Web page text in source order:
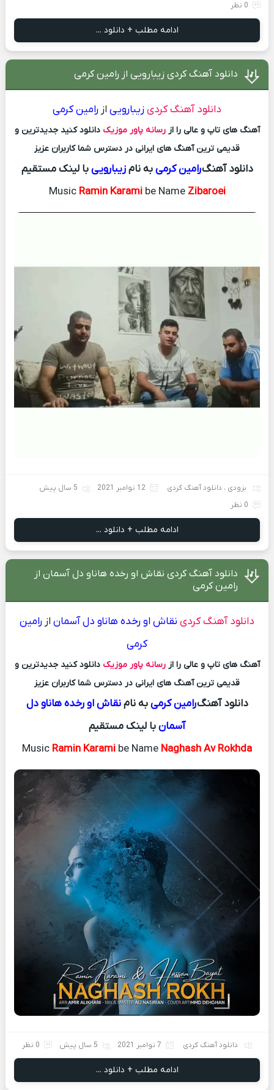
0 نظر
ادامه مطلب + دانلود ...
دانلود آهنگ کردی زیبارویی از رامین کرمی
دانلود آهنگ کردی زیبارویی از رامین کرمی
آهنگ های تاپ و عالی را ازرسانه پاور موزیک دانلود کنید جدیدترین و
قدیمی ترین آهنگ های ایرانی در دسترس شما کاربران عزیز
دانلود آهنگرامین کرمیبه نامزیباروییبا لینک مستقیم
MusicRamin Karami be NameZibaroei
بزودی ، دانلود آهنگ کردی 12 نوامبر 2021
5 سال پیش
0 نظر
ادامه مطلب + دانلود ...
دانلود آهنگ کردی نقاش او رخده هاناو دل آسمان از
رامین کرمی
دانلود آهنگ کردی نقاش او رخده هاناو دل آسمان ازرامین
کرمی
آهنگ های تاپ و عالی را ازرسانه پاور موزیک دانلود کنید جدیدترین و
قدیمی ترین آهنگ های ایرانی در دسترس شما کاربران عزیز
دانلود آهنگرامین کرمیبه نامنقاش او رخده هاناو دل
آسمانبا لینک مستقیم
Music Ramin Karami be Name Naghash Av Rokhda
دانلود آهنگ کردی 7 نوامبر 2021 5 سال پیش 0 نظر
ادامه مطلب + دانلود ...